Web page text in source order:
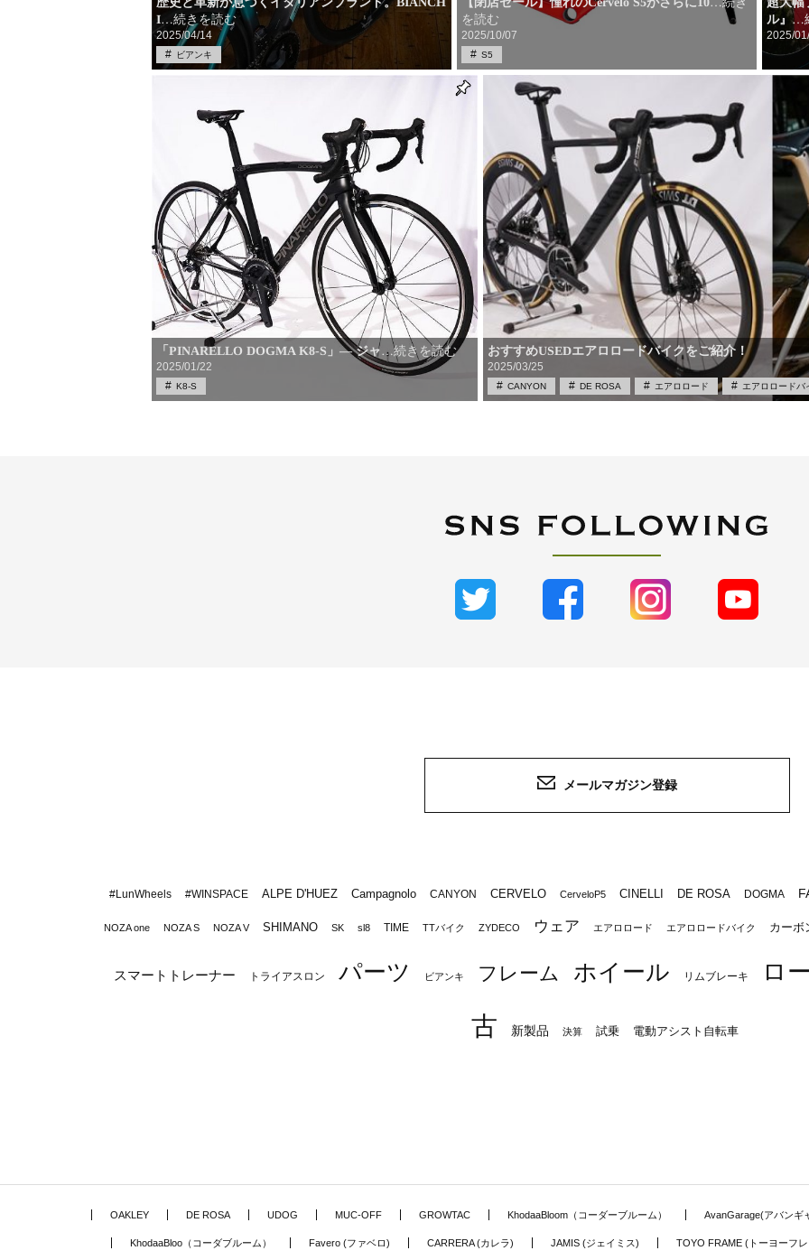
I…続きを読む
2025/04/14
ビアンキ
を読む
2025/10/07
S5
ル』…
2025/
「PINARELLO DOGMA K8-S」― ジャ…続きを読む
2025/01/22
K8-S
おすすめUSEDエアロロードバイクをご紹介！
2025/03/25
CANYON DE ROSA エアロロード エアロロードバ
メールマガジン登録
#LunWheels #WINSPACE ALPE D'HUEZ Campagnolo CANYON CERVELO CerveloP5 CINELLI DE ROSA DOGMA
NOZA one NOZA S NOZA V SHIMANO SK sl8 TIME TTバイク ZYDECO ウェア エアロロード エアロロードバイク カーボ
スマートトレーナー トライアスロン パーツ ビアンキ フレーム ホイール リムブレーキ ロ
古 新製品 決算 試乗 電動アシスト自転車
OAKLEY DE ROSA UDOG MUC-OFF GROWTAC KhodaaBloom（コーダーブルーム） AvanGarage(アバンギ
KhodaaBloo（コーダブルーム） Favero (ファベロ) CARRERA (カレラ) JAMIS (ジェイミス) TOYO FRAME (トーヨーフ